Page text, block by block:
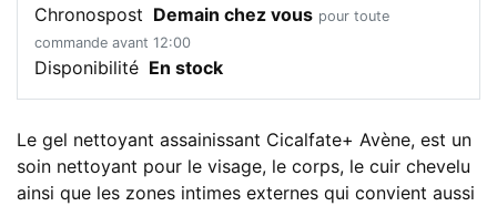
Chronospost Demain chez vous pour toute
commande avant 12:00
Disponibilité En stock
Le gel nettoyant assainissant Cicalfate+ Avène, est un
soin nettoyant pour le visage, le corps, le cuir chevelu
ainsi que les zones intimes externes qui convient aussi